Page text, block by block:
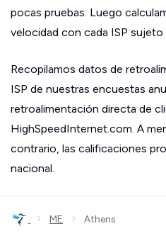
pocas pruebas. Luego
velocidad con cada ISP
Recopilamos datos de
ISP de nuestras encuestas
retroalimentación directa de
HighSpeedInternet.com. A
contrario, las calificaciones
nacional.
› ME › Athens